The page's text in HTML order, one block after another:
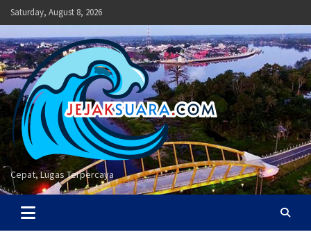
Skip
to
content
Saturday, August 8, 2026
Cepat, Lugas Terpercaya